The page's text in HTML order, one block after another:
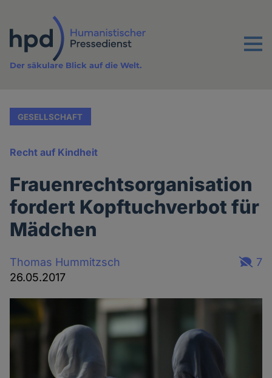
Inhalt
Menu
Der säkulare Blick auf die Welt.
GESELLSCHAFT
Recht auf Kindheit
Frauenrechtsorganisation
fordert Kopftuchverbot für
Mädchen
Thomas Hummitzsch
26.05.2017
7